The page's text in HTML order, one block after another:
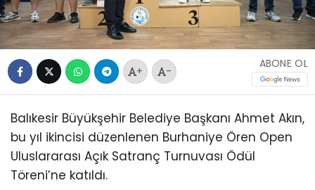
+ -
ABONE OL
Balıkesir Büyükşehir Belediye Başkanı Ahmet Akın,
bu yıl ikincisi düzenlenen Burhaniye Ören Open
Uluslararası Açık Satranç Turnuvası Ödül
Töreni’ne katıldı.